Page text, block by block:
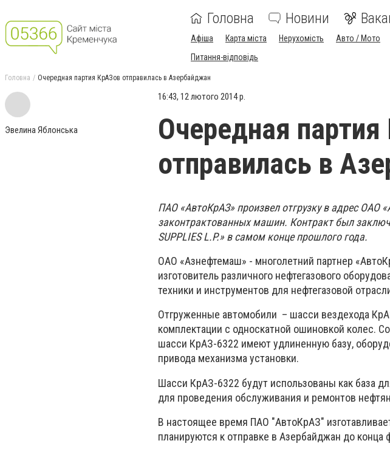
Головна Новини
Афіша Карта міста Нерухомість Авто / Мото
Питання-відповідь
Головна Очередная партия КрАЗов отправилась в Азербайджан
Эвелина Яблонська
16:43, 12 лютого 2014 р.
Очередная
отправилась в
ПАО «АвтоКрАЗ» произвел отгрузку в адрес ОАО
законтрактованных машин. Контракт был
SUPPLIES L.P.» в самом конце прошлого года.
ОАО «Азнефтемаш» - многолетний партнер
изготовитель различного нефтегазового
техники и инструментов для нефтегазовой
Отгруженные автомобили – шасси вездехода
комплектации с односкатной ошиновкой колес.
шасси КрАЗ-6322 имеют удлиненную базу,
привода механизма установки.
Шасси КрАЗ-6322 будут использованы как база
для проведения обслуживания и ремонтов
В настоящее время ПАО "АвтоКрАЗ"
планируются к отправке в Азербайджан до конца